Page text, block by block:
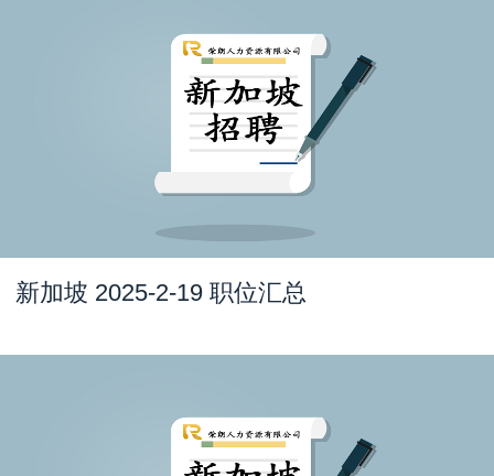
新加坡 2025-2-19 职位汇总